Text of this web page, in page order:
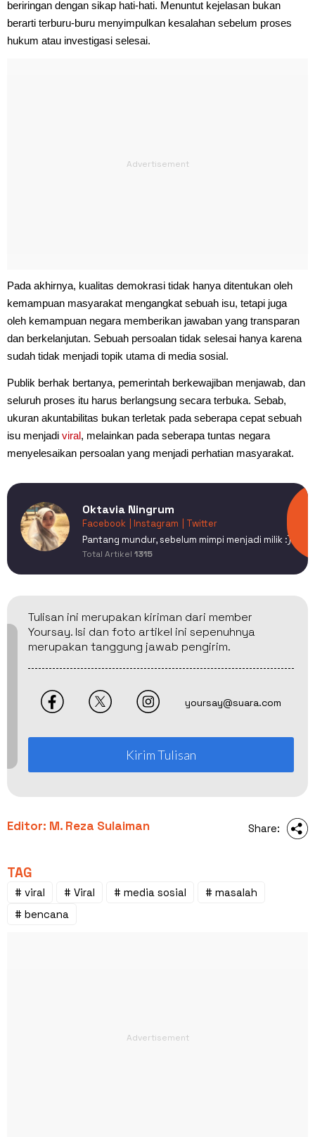
beriringan dengan sikap hati-hati. Menuntut kejelasan bukan
berarti terburu-buru menyimpulkan kesalahan sebelum proses
hukum atau investigasi selesai.
Pada akhirnya, kualitas demokrasi tidak hanya ditentukan oleh
kemampuan masyarakat mengangkat sebuah isu, tetapi juga
oleh kemampuan negara memberikan jawaban yang transparan
dan berkelanjutan. Sebuah persoalan tidak selesai hanya karena
sudah tidak menjadi topik utama di media sosial.
Publik berhak bertanya, pemerintah berkewajiban menjawab, dan
seluruh proses itu harus berlangsung secara terbuka. Sebab,
ukuran akuntabilitas bukan terletak pada seberapa cepat sebuah
isu menjadi viral, melainkan pada seberapa tuntas negara
menyelesaikan persoalan yang menjadi perhatian masyarakat.
Oktavia Ningrum
Facebook | Instagram
| Twitter
Pantang mundur, sebelum mimpi menjadi milik :)
Total Artikel 1315
Tulisan ini merupakan kiriman dari member
Yoursay. Isi dan foto artikel ini sepenuhnya
merupakan tanggung jawab pengirim.
yoursay@suara.com
Kirim Tulisan
Editor: M. Reza Sulaiman Share:
TAG
# viral # Viral # media sosial
# masalah
# bencana